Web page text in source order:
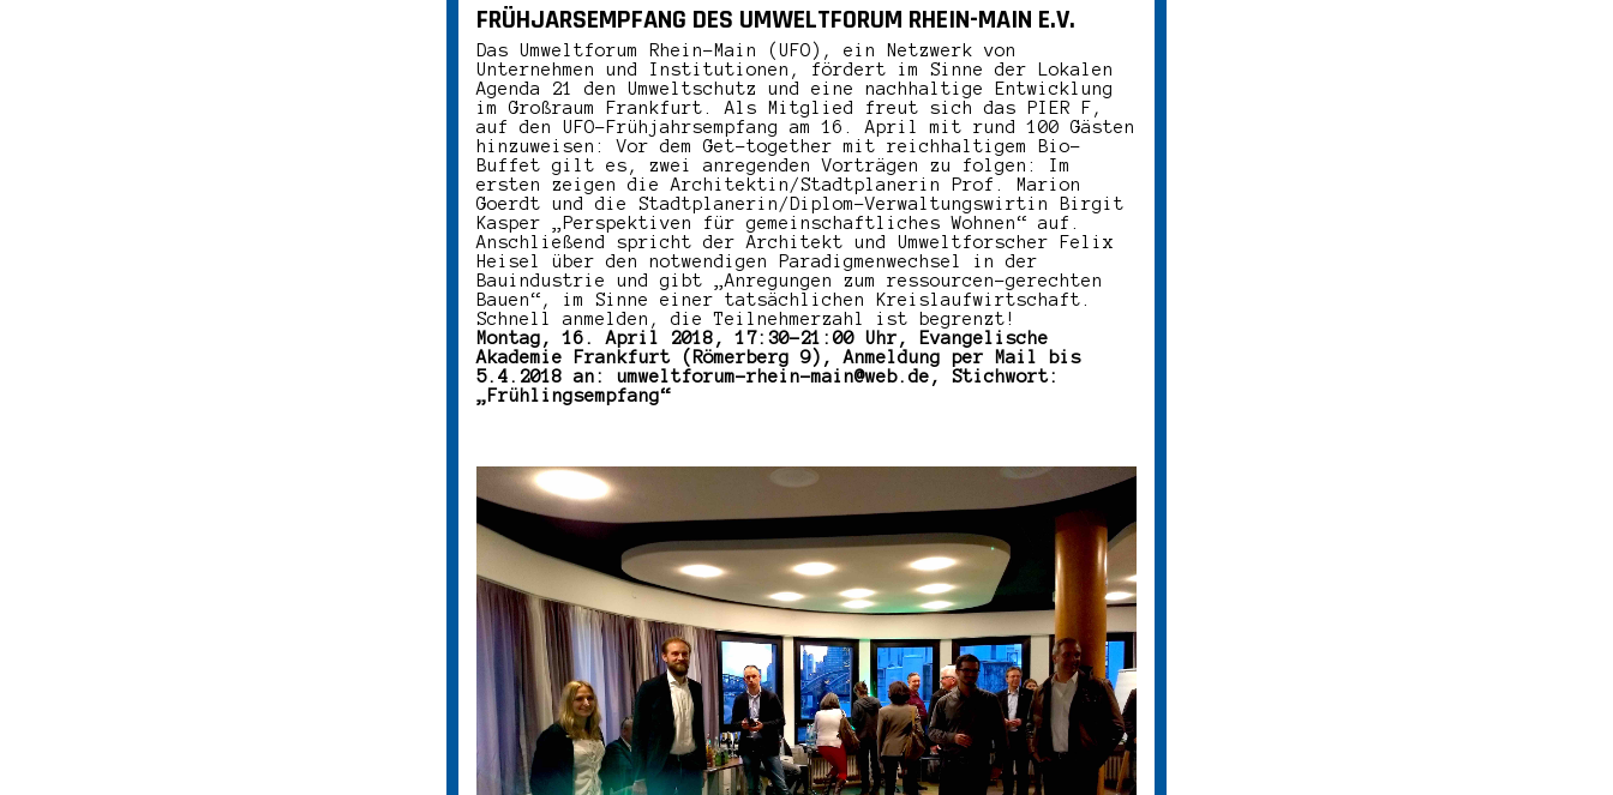
FRÜHJARSEMPFANG DES UMWELTFORUM RHEIN-MAIN E.V.
Das Umweltforum Rhein-Main (UFO), ein Netzwerk von
Unternehmen und Institutionen, fördert im Sinne der Lokalen
Agenda 21 den Umweltschutz und eine nachhaltige Entwicklung
im Großraum Frankfurt. Als Mitglied freut sich das PIER F,
auf den UFO-Frühjahrsempfang am 16. April mit rund 100 Gästen
hinzuweisen: Vor dem Get-together mit reichhaltigem Bio-
Buffet gilt es, zwei anregenden Vorträgen zu folgen: Im
ersten zeigen die Architektin/Stadtplanerin Prof. Marion
Goerdt und die Stadtplanerin/Diplom-Verwaltungswirtin Birgit
Kasper „Perspektiven für gemeinschaftliches Wohnen“ auf.
Anschließend spricht der Architekt und Umweltforscher Felix
Heisel über den notwendigen Paradigmenwechsel in der
Bauindustrie und gibt „Anregungen zum ressourcen-gerechten
Bauen“, im Sinne einer tatsächlichen Kreislaufwirtschaft.
Schnell anmelden, die Teilnehmerzahl ist begrenzt!
Montag, 16. April 2018, 17:30-21:00 Uhr, Evangelische
Akademie Frankfurt (Römerberg 9), Anmeldung per Mail bis
5.4.2018 an: umweltforum-rhein-main@web.de, Stichwort:
„Frühlingsempfang“